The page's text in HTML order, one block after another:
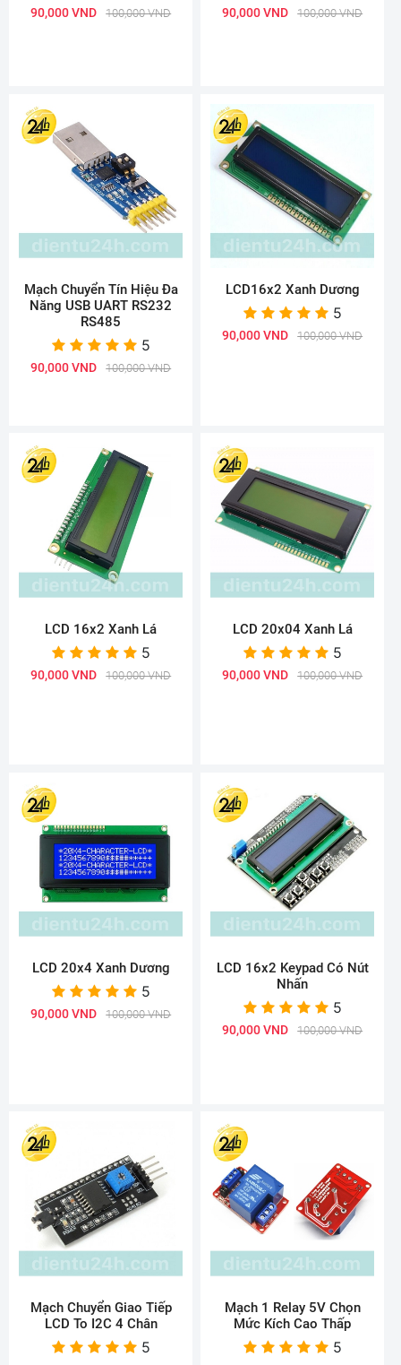
90,000 VND 100,000 VND 90,000 VND 100,000 VND
Mạch Chuyển Tín Hiệu Đa
Năng USB UART RS232
RS485
5
90,000 VND 100,000 VND
LCD16x2 Xanh Dương
5
90,000 VND 100,000 VND
LCD 16x2 Xanh Lá
5
90,000 VND 100,000 VND
LCD 20x04 Xanh Lá
5
90,000 VND 100,000 VND
LCD 20x4 Xanh Dương
5
90,000 VND 100,000 VND
LCD 16x2 Keypad Có Nút
Nhấn
5
90,000 VND 100,000 VND
Mạch Chuyển Giao Tiếp
LCD To I2C 4 Chân
5
Mạch 1 Relay 5V Chọn
Mức Kích Cao Thấp
5